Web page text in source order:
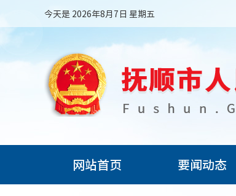
今天是 2026年8月7日 星期五
网站首页 要闻动态